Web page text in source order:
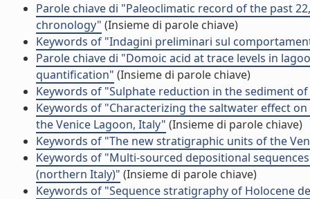
Parole chiave di "Paleoclimatic record of the past
chronology" (Insieme di parole chiave)
Keywords of "Indagini preliminari sul
Parole chiave di "Domoic acid at trace levels in
quantification" (Insieme di parole chiave)
Keywords of "Sulphate reduction in the sediment
Keywords of "Characterizing the saltwater effect
the Venice Lagoon, Italy" (Insieme di parole chiave)
Keywords of "The new stratigraphic units of the
Keywords of "Multi-sourced depositional
(northern Italy)" (Insieme di parole chiave)
Keywords of "Sequence stratigraphy of Holocene